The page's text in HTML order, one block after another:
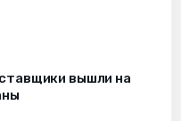
вышли на